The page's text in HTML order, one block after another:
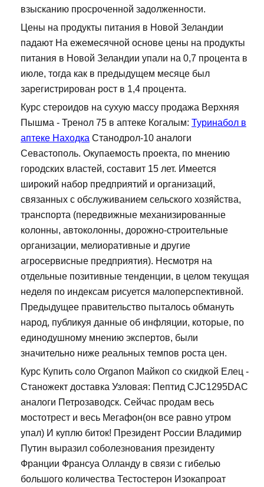
взысканию просроченной задолженности.
Цены на продукты питания в Новой Зеландии
падают На ежемесячной основе цены на продукты
питания в Новой Зеландии упали на 0,7 процента в
июле, тогда как в предыдущем месяце был
зарегистрирован рост в 1,4 процента.
Курс стероидов на сухую массу продажа Верхняя
Пышма - Тренол 75 в аптеке Когалым: Туринабол в
аптеке Находка Станодрол-10 аналоги
Севастополь. Окупаемость проекта, по мнению
городских властей, составит 15 лет. Имеется
широкий набор предприятий и организаций,
связанных с обслуживанием сельского хозяйства,
транспорта (передвижные механизированные
колонны, автоколонны, дорожно-строительные
организации, мелиоративные и другие
агросервисные предприятия). Несмотря на
отдельные позитивные тенденции, в целом текущая
неделя по индексам рисуется малоперспективной.
Предыдущее правительство пыталось обмануть
народ, публикуя данные об инфляции, которые, по
единодушному мнению экспертов, были
значительно ниже реальных темпов роста цен.
Курс Купить соло Organon Майкоп со скидкой Елец -
Станожект доставка Узловая: Пептид CJC1295DAC
аналоги Петрозаводск. Сейчас продам весь
мостотрест и весь Мегафон(он все равно утром
упал) И куплю биток! Президент России Владимир
Путин выразил соболезнования президенту
Франции Франсуа Олланду в связи с гибелью
большого количества Тестостерон Изокапроат